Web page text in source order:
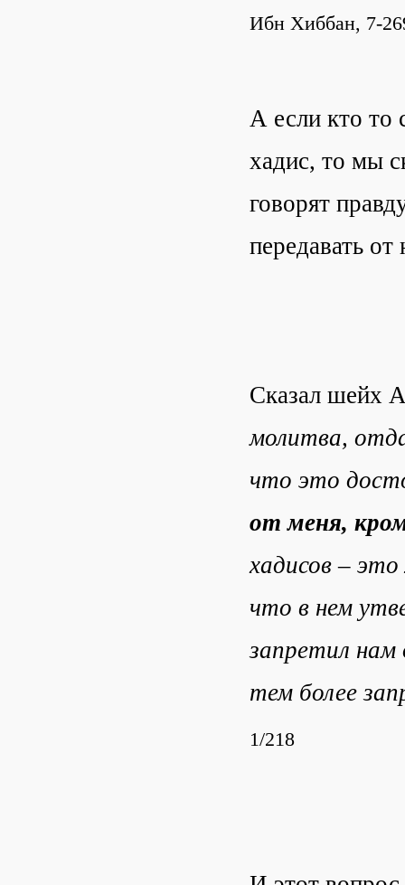
Ибн Хиббан, 7-
А если кто то
хадис, то мы
говорят
передавать
Сказал шейх
молитва,
что это
от меня,
хадисов –
что в нем
запретил
тем более
1/218